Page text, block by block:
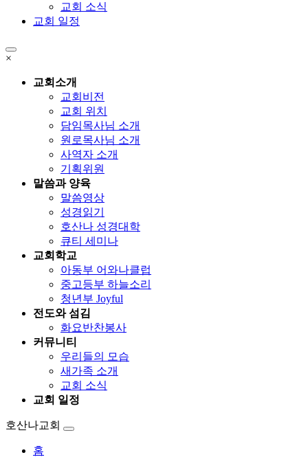
교회 소식
교회 일정
×
교회소개
교회비전
교회 위치
담임목사님 소개
원로목사님 소개
사역자 소개
기획위원
말씀과 양육
말씀영상
성경읽기
호산나 성경대학
큐티 세미나
교회학교
아동부 어와나클럽
중고등부 하늘소리
청년부 Joyful
전도와 섬김
화요반찬봉사
커뮤니티
우리들의 모습
새가족 소개
교회 소식
교회 일정
호산나교회
홈